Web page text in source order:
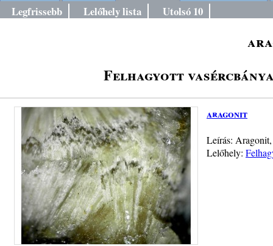
Legfrissebb
Lelőhely lista Utolsó 10
Felhagyott
aragonit
Leírás:
Lelőhely: